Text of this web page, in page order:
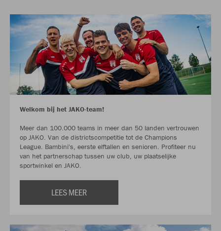
Welkom bij het JAKO-team!
Meer dan 100.000 teams in meer dan 50 landen vertrouwen
op JAKO. Van de districtscompetitie tot de Champions
League. Bambini's, eerste elftallen en senioren. Profiteer nu
van het partnerschap tussen uw club, uw plaatselijke
sportwinkel en JAKO.
LEES MEER